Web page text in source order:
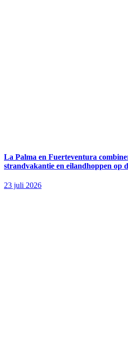
La Palma en Fuerteventura
strandvakantie en eilandhoppen op
23 juli 2026